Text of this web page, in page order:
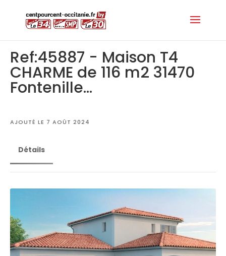
Ref:45887 - Maison T4
CHARME de 116 m2 31470
Fontenille...
AJOUTÉ LE 7 AOÛT 2024
Détails